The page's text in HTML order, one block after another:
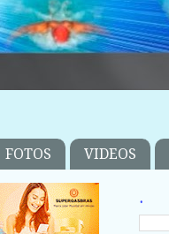
FOTOS VIDEOS
.